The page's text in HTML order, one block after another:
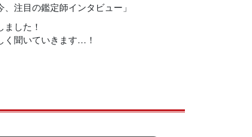
注目の鑑定師インタビュー」
した！
く聞いていきます…！